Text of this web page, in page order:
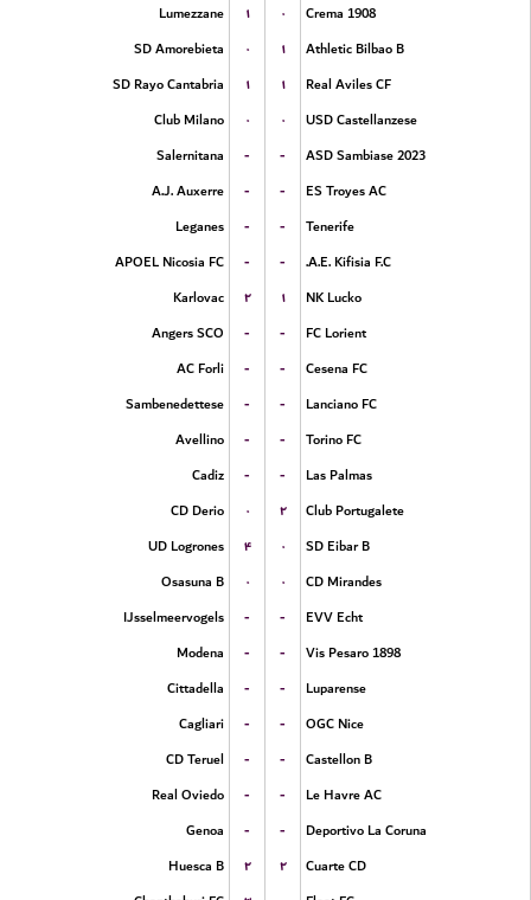
Lumezzane
۱ ۰
Crema 1908
SD Amorebieta
۰ ۱
Athletic Bilbao B
SD Rayo Cantabria
۱ ۱
Real Aviles CF
Club Milano
۰ ۰
USD Castellanzese
Salernitana
- -
ASD Sambiase 2023
A.J. Auxerre
- -
ES Troyes AC
Leganes
- -
Tenerife
APOEL Nicosia FC
- -
A.E. Kifisia F.C.
Karlovac
۲ ۱
NK Lucko
Angers SCO
- -
FC Lorient
AC Forli
- -
Cesena FC
Sambenedettese
- -
Lanciano FC
Avellino
- -
Torino FC
Cadiz
- -
Las Palmas
CD Derio
۰ ۲
Club Portugalete
UD Logrones
۴ ۰
SD Eibar B
Osasuna B
۰ ۰
CD Mirandes
IJsselmeervogels
- -
EVV Echt
Modena
- -
Vis Pesaro 1898
Cittadella
- -
Luparense
Cagliari
- -
OGC Nice
CD Teruel
- -
Castellon B
Real Oviedo
- -
Le Havre AC
Genoa
- -
Deportivo La Coruna
Huesca B
۲ ۲
Cuarte CD